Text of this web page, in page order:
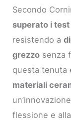
Secondo
superato i
resistendo a
grezzo senza
questa tenuta
materiali
flessione e